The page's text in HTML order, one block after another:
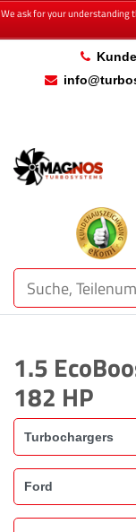
We ask for your understanding
1.5
182 HP